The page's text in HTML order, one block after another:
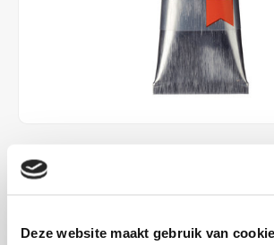
Deze website maakt gebruik van
€15,00
Dekkracht: DekkendLees meer